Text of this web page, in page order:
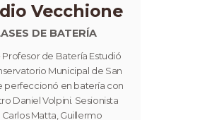
Vecchione
DE BATERÍA
Profesor de Batería Estudió
Municipal de San
perfeccionó en batería con
Daniel Volpini. Sesionista
Carlos Matta, Guillermo